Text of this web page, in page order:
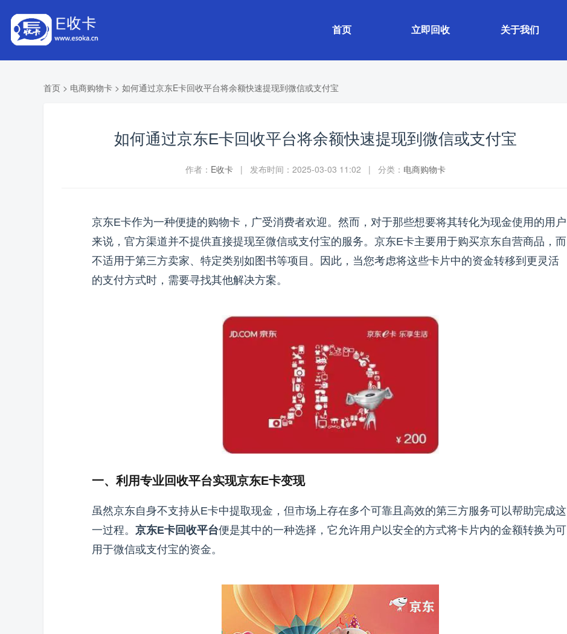
首页 立即回收 关于我们
首页 > 电商购物卡 > 如何通过京东E卡回收平台将余额快速提现到微信或支付宝
如何通过京东E卡回收平台将余额快速提现到微信或支付宝
作者： E收卡| 发布时间：2025-03-03 11:02 | 分类： 电商购物卡
京东E卡作为一种便捷的购物卡，广受消费者欢迎。然而，对于那些想要将其转化为现金使用的用户
来说，官方渠道并不提供直接提现至微信或支付宝的服务。京东E卡主要用于购买京东自营商品，而
不适用于第三方卖家、特定类别如图书等项目。因此，当您考虑将这些卡片中的资金转移到更灵活
的支付方式时，需要寻找其他解决方案。
一、利用专业回收平台实现京东E卡变现
虽然京东自身不支持从E卡中提取现金，但市场上存在多个可靠且高效的第三方服务可以帮助完成这
一过程。 京东E卡回收平台便是其中的一种选择，它允许用户以安全的方式将卡片内的金额转换为可
用于微信或支付宝的资金。